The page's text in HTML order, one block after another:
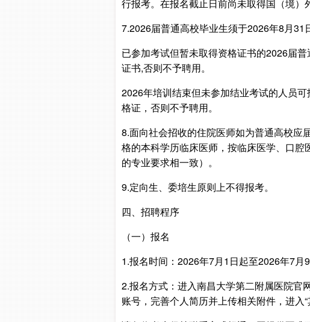
行报考。在报名截止日前尚未取得国（境）
7.2026届普通高校毕业生须于2026年8月31
已参加考试但暂未取得资格证书的2026届
证书,否则不予聘用。
2026年培训结束但未参加结业考试的人员
格证，否则不予聘用。
8.面向社会招收的住院医师如为普通高校应
格的本科学历临床医师，按临床医学、口
的专业要求相一致）。
9.定向生、委培生原则上不得报考。
四、招聘程序
（一）报名
1.报名时间：2026年7月1日起至2026年7月
2.报名方式：进入南昌大学第二附属医院官
账号，完善个人简历并上传相关附件，进入“